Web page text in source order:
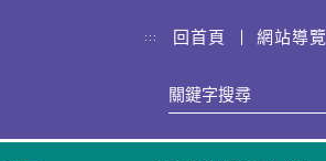
::: 回首頁 網站導覽